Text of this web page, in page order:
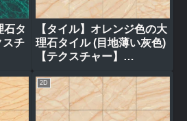
石タ
スチ
【タイル】オレンジ色の大
理石タイル (目地薄い灰色)
【テクスチャー】
2D